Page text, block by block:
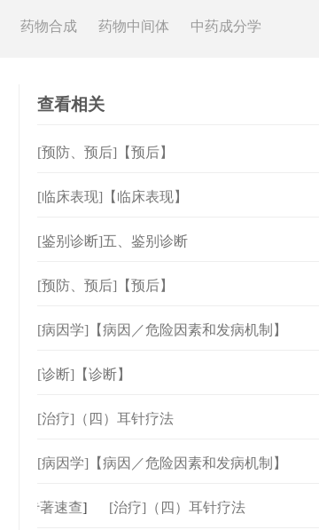
药物合成 药物中间体 中药成分学
查看相关
[预防、预后]【预后】
[临床表现]【临床表现】
[鉴别诊断]五、鉴别诊断
[预防、预后]【预后】
[病因学]【病因／危险因素和发病机制】
[诊断]【诊断】
[治疗]（四）耳针疗法
[病因学]【病因／危险因素和发病机制】
专著速查] [治疗]（四）耳针疗法